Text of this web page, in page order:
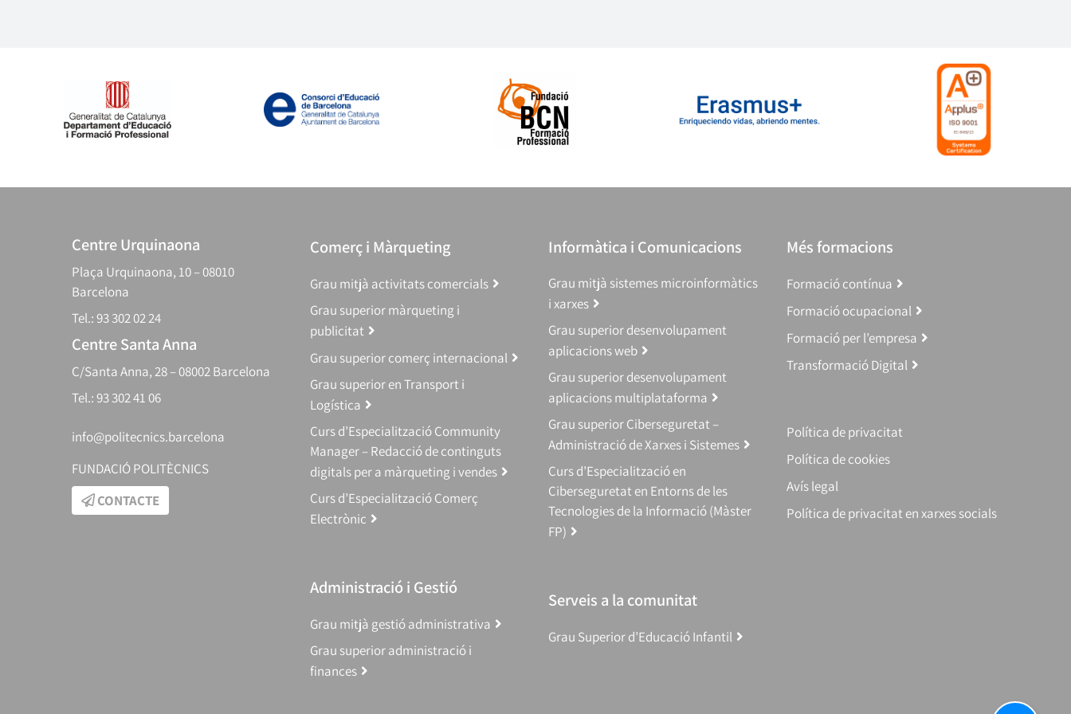
Centre Urquinaona
Plaça Urquinaona, 10 – 08010
Barcelona
Tel.: 93 302 02 24
Centre Santa Anna
C/Santa Anna, 28 – 08002 Barcelona
Tel.: 93 302 41 06
info@politecnics.barcelona
FUNDACIÓ POLITÈCNICS
CONTACTE
Comerç i Màrqueting
Grau mitjà activitats comercials
Grau superior màrqueting i
publicitat
Grau superior comerç internacional
Grau superior en Transport i
Logística
Curs d’Especialització Community
Manager – Redacció de continguts
digitals per a màrqueting i vendes
Curs d’Especialització Comerç
Electrònic
Administració i Gestió
Grau mitjà gestió administrativa
Grau superior administració i
finances
Informàtica i Comunicacions
Grau mitjà sistemes microinformàtics
i xarxes
Grau superior desenvolupament
aplicacions web
Grau superior desenvolupament
aplicacions multiplataforma
Grau superior Ciberseguretat –
Administració de Xarxes i Sistemes
Curs d’Especialització en
Ciberseguretat en Entorns de les
Tecnologies de la Informació (Màster
FP)
Serveis a la comunitat
Grau Superior d’Educació Infantil
Més formacions
Formació contínua
Formació ocupacional
Formació per l’empresa
Transformació Digital
Política de privacitat
Política de cookies
Avís legal
Política de privacitat en xarxes socials